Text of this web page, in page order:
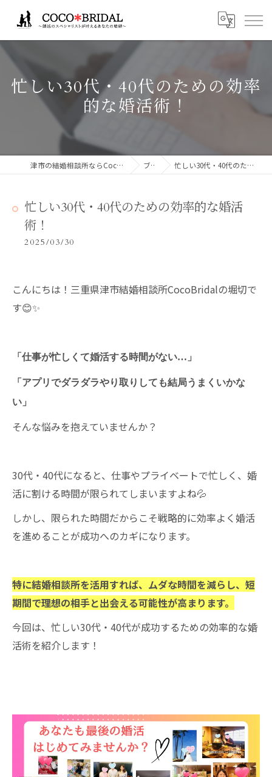
忙しい30代・40代のための効率
的な婚活術！
津市の結婚相談所ならCocoBridalココブライダル ブログ 忙しい30代・40代のための効率的な婚活術！
忙しい30代・40代のための効率的な婚活
術！
2025/03/30
こんにちは！三重県津市結婚相談所CocoBridalの堀切で
す😊✨
「仕事が忙しくて婚活する時間がない…」
「アプリでダラダラやり取りしても結局うまくいかな
い」
そんな悩みを抱えていませんか？
30代・40代になると、仕事やプライベートで忙しく、婚
活に割ける時間が限られてしまいますよね💦
しかし、限られた時間だからこそ戦略的に効率よく婚活
を進めることが成功へのカギになります。
特に結婚相談所を活用すれば、ムダな時間を減らし、短
期間で理想の相手と出会える可能性が高まります。
今回は、忙しい30代・40代が成功するための効率的な婚
活術を紹介します！